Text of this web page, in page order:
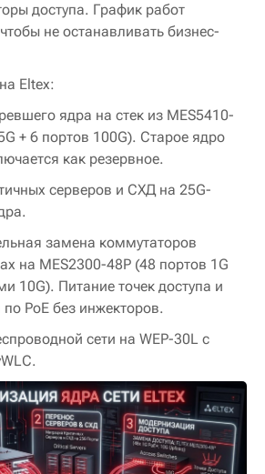
доступа. График работ
не останавливать бизнес-
Eltex:
ядра на стек из MES5410-
+ 6 портов 100G). Старое ядро
как резервное.
серверов и СХД на 25G-
замена коммутаторов
на MES2300-48P (48 портов 1G
10G). Питание точек доступа и
PoE без инжекторов.
сети на WEP-30L с